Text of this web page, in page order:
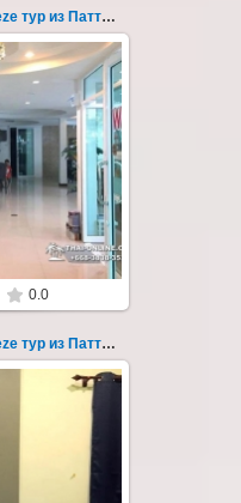
Ко Самет отель Sea Breeze тур из Паттайи фото 129
из Паттайи, с
на пляже Ао
129
0.0
Ко Самет отель Sea Breeze тур из Паттайи фото 13
из Паттайи, с
на пляже Ао
13